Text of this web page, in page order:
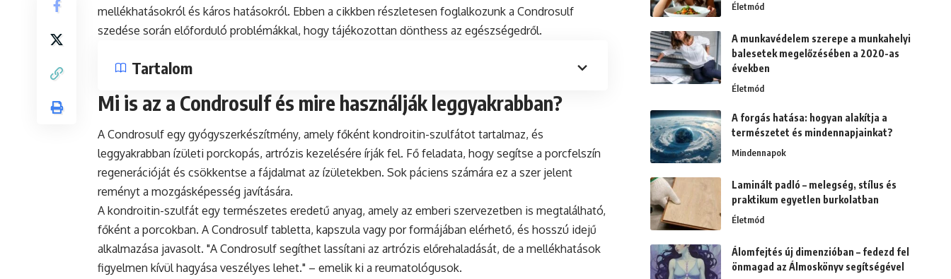
mellékhatásokról és káros hatásokról. Ebben a cikkben részletesen foglalkozunk a Condrosulf
szedése során előforduló problémákkal, hogy tájékozottan dönthess az egészségedről.
Tartalom
Mi is az a Condrosulf és mire használják leggyakrabban?
A Condrosulf egy gyógyszerkészítmény, amely főként kondroitin-szulfátot tartalmaz, és
leggyakrabban ízületi porckopás, artrózis kezelésére írják fel. Fő feladata, hogy segítse a porcfelszín
regenerációját és csökkentse a fájdalmat az ízületekben. Sok páciens számára ez a szer jelent
reményt a mozgásképesség javítására.
A kondroitin-szulfát egy természetes eredetű anyag, amely az emberi szervezetben is megtalálható,
főként a porcokban. A Condrosulf tabletta, kapszula vagy por formájában elérhető, és hosszú idejű
alkalmazása javasolt. "A Condrosulf segíthet lassítani az artrózis előrehaladását, de a mellékhatások
figyelmen kívül hagyása veszélyes lehet." – emelik ki a reumatológusok.
Életmód
A munkavédelem szerepe a munkahelyi
balesetek megelőzésében a 2020-as
években
Életmód
A forgás hatása: hogyan alakítja a
természetet és mindennapjainkat?
Mindennapok
Laminált padló – melegség, stílus és
praktikum egyetlen burkolatban
Életmód
Álomfejtés új dimenzióban – fedezd fel
önmagad az Álmoskönyv segítségével